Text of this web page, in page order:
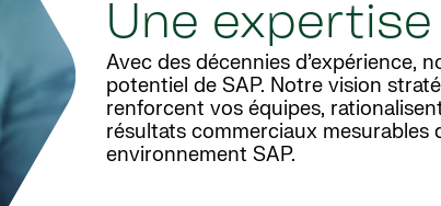
Une
Avec des décennies d’expérience,
potentiel de SAP. Notre vision
renforcent vos équipes,
résultats commerciaux mesurables
environnement SAP.